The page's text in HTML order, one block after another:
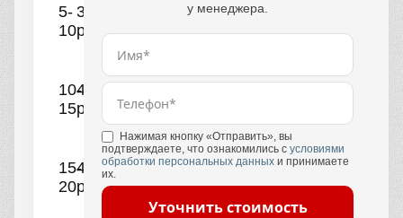
5-
10
390
руб.
10-
15
440
руб.
15-
20
490
руб.
у менеджера.
Нажимая кнопку «Отправить», вы
подтверждаете, что ознакомились с условиями
обработки персональных данных и принимаете
их.
Уточнить стоимость